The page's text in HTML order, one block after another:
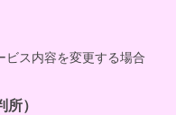
ビス内容を変更する場合
）